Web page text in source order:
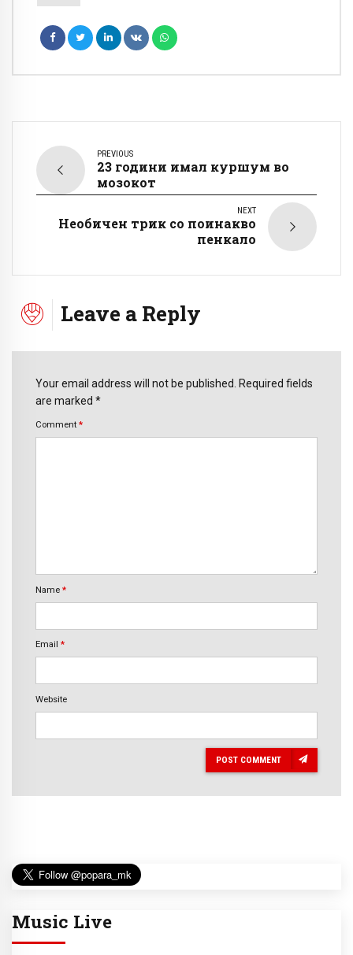
PREVIOUS
23 години имал куршум во
мозокот
NEXT
Необичен трик со поинакво
пенкало
Leave a Reply
Your email address will not be published. Required fields
are marked *
Comment *
Name *
Email *
Website
POST COMMENT
Music Live